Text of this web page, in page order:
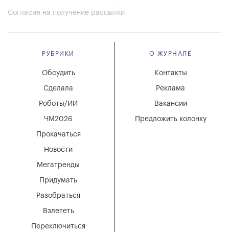
Согласие на получение рассылки
РУБРИКИ
Мегатренды
Придумать
Разобраться
Взлететь
Новости
Переключиться
Обсудить
Сделала
Роботы/ИИ
ЧМ2026
Прокачаться
О ЖУРНАЛЕ
Вакансии
Реклама
Контакты
Предложить колонку